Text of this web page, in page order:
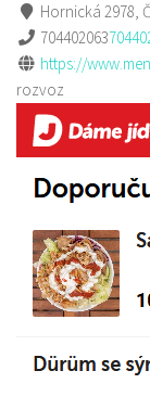
Hornická 2978,
704402063
https://
rozvoz